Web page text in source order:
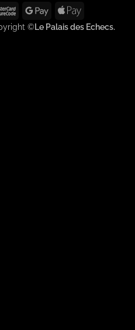
MasterCard
2
Google
Pay
Apple
Pay
©Le Palais des Echecs.